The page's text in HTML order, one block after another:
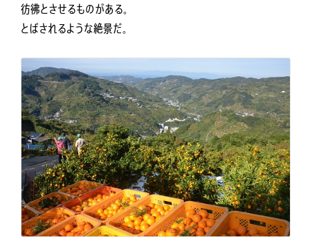
彷彿とさせるものがある。
とばされるような絶景だ。